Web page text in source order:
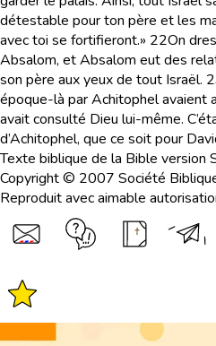
détestable pour ton père et les
avec toi se fortifieront.» 22On
Absalom, et Absalom eut des
son père aux yeux de tout Israël.
époque-là par Achitophel avaient
avait consulté Dieu lui-même.
d’Achitophel, que ce soit pour
Texte biblique de la Bible version
Copyright © 2007 Société
Reproduit avec aimable